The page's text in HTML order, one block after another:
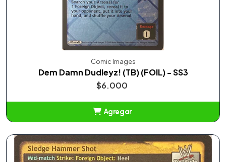
Comic Images
Dem Damn Dudleyz! (TB) (FOIL) - SS3
$6.000
Agregar